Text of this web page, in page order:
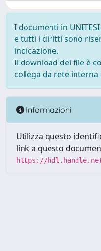
I documenti in
e tutti i diritti sono
indicazione.
Il download dei file è
collega da rete interna
Informazioni
Utilizza questo
link a questo
https://